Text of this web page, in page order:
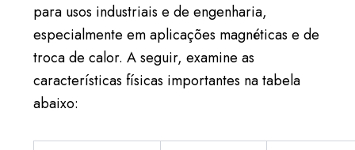
para usos industriais e de engenharia,
especialmente em aplicações magnéticas e de
troca de calor. A seguir, examine as
características físicas importantes na tabela
abaixo: